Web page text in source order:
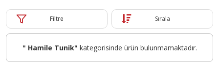
Filtre Sırala
" Hamile Tunik" kategorisinde ürün bulunmamaktadır.